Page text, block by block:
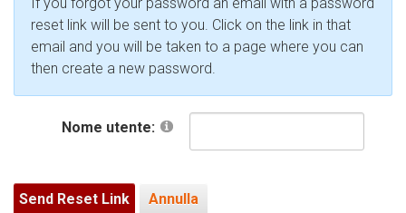
reset link will be sent to you. Click on the link in that
email and you will be taken to a page where you can
then create a new password.
Nome utente:
Send Reset Link Annulla